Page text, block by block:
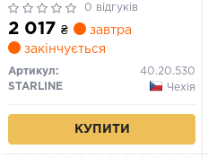
0 відгуків
2 017 ₴
завтра
закінчується
Артикул:
40.20.530
STARLINE
Чехія
КУПИТИ